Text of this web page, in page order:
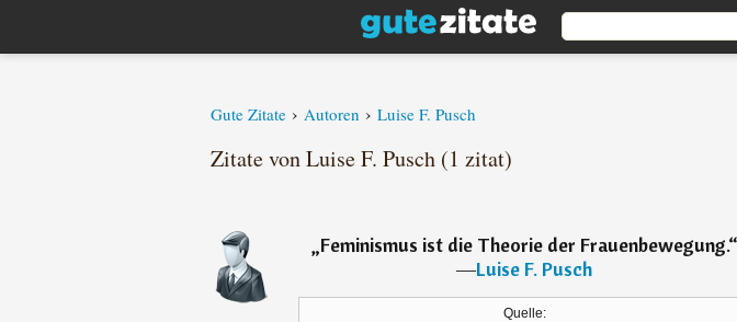
Gute Zitate › Autoren › Luise F. Pusch
Zitate von Luise F. Pusch (1 zitat)
„Feminismus ist die Theorie der Frauenbewegung.“
―Luise F. Pusch
Quelle: